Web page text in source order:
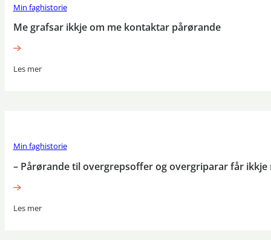
Min faghistorie
Me grafsar ikkje om me kontaktar pårørande
Les mer
Min faghistorie
– Pårørande til overgrepsoffer og overgriparar får ikkje
Les mer